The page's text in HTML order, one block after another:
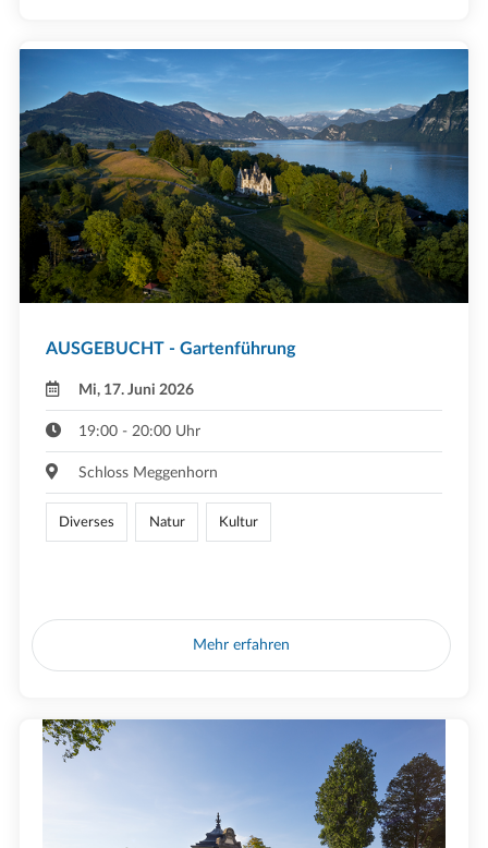
AUSGEBUCHT - Gartenführung
Mi, 17. Juni 2026
19:00 - 20:00 Uhr
Schloss Meggenhorn
Diverses Natur Kultur
Mehr erfahren